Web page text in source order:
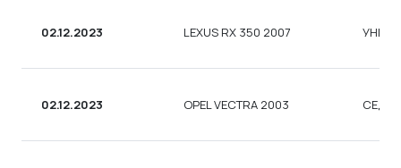
02.12.2023 LEXUS RX 350 2007
02.12.2023 OPEL VECTRA 2003 СЕДАН